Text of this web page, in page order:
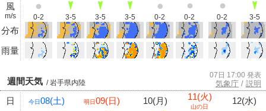
風
m/s 0-2 3-5 3-5 3-5 0-2 0-2 0-2 3-5
分布
雨量
週間天気 / 岩手県内陸
07日 17:00 発表
気象庁 / 説明
日 今日08(土) 明日09(日) 10(月) 11(火)
山の日
12(水)